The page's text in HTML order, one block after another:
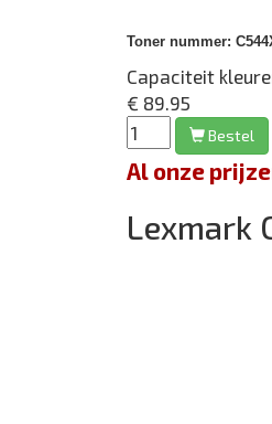
Toner nummer:
Capaciteit
€ 89.95
Bestel
Al onze
Lexmark